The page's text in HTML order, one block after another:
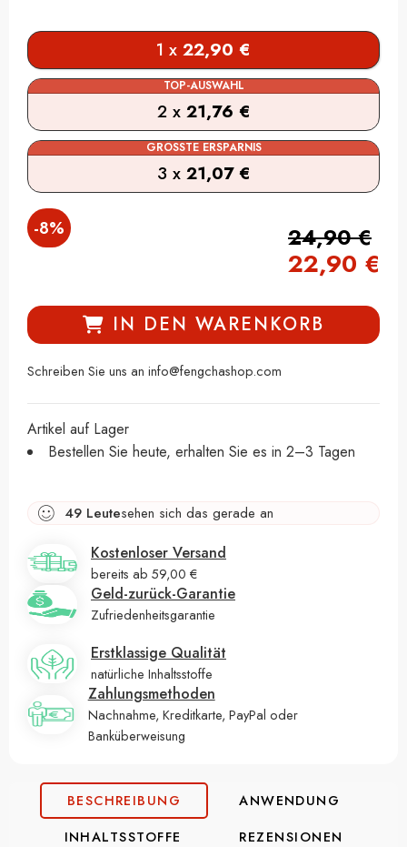
1 x 22,90 €
TOP-AUSWAHL
2 x 21,76 €
GRÖSSTE ERSPARNIS
3 x 21,07€
-8% 24,90€
22,90 €
IN DEN WARENKORB
Schreiben Sie uns an info@fengchashop.com
Artikel auf Lager
Bestellen Sie heute, erhalten Sie es in 2–3 Tagen
49 Leutesehen sich das gerade an
Kostenloser Versand
bereits ab 59,00 €
Geld-zurück-Garantie
Zufriedenheitsgarantie
Erstklassige Qualität
natürliche Inhaltsstoffe
Zahlungsmethoden
Nachnahme, Kreditkarte, PayPal oder
Banküberweisung
BESCHREIBUNG
ANWENDUNG
INHALTSSTOFFE
REZENSIONEN